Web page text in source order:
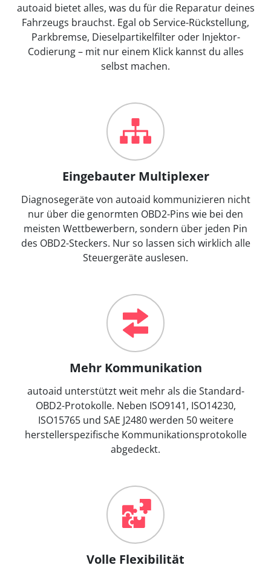
autoaid bietet alles, was du für die Reparatur deines
Fahrzeugs brauchst. Egal ob Service-Rückstellung,
Parkbremse, Dieselpartikelfilter oder Injektor-
Codierung – mit nur einem Klick kannst du alles
selbst machen.
Eingebauter Multiplexer
Diagnosegeräte von autoaid kommunizieren nicht
nur über die genormten OBD2-Pins wie bei den
meisten Wettbewerbern, sondern über jeden Pin
des OBD2-Steckers. Nur so lassen sich wirklich alle
Steuergeräte auslesen.
Mehr Kommunikation
autoaid unterstützt weit mehr als die Standard-
OBD2-Protokolle. Neben ISO9141, ISO14230,
ISO15765 und SAE J2480 werden 50 weitere
herstellerspezifische Kommunikationsprotokolle
abgedeckt.
Volle Flexibilität